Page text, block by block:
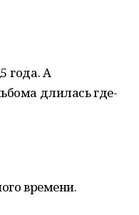
года. А
длилась где-
времени.